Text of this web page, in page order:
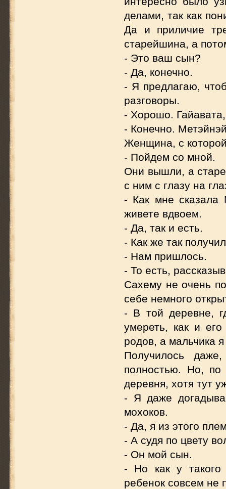
делами, так как
Да и приличие
старейшина, а
- Это ваш сын?
- Да, конечно.
- Я предлагаю,
разговоры.
- Хорошо.
- Конечно.
Женщина, с
- Пойдем со мной.
Они вышли, а
с ним с глазу на
- Как мне сказала
живете вдвоем.
- Да, так и есть.
- Как же так
- Нам пришлось.
- То есть,
Сахему не очень
себе немного
- В той деревне,
умереть, как и
родов, а мальчика
Получилось
полностью. Но,
деревня, хотя тут
- Я даже
мохоков.
- Да, я из этого
- А судя по цвету
- Он мой сын.
- Но как у такого
ребенок совсем не